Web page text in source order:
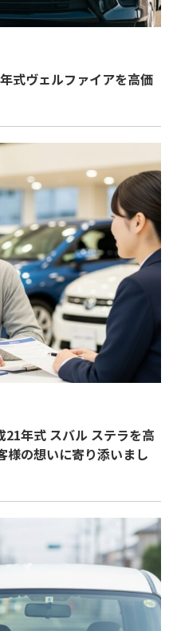
式ヴェルファイアを高価
21年式 スバル ステラを高
様の想いに寄り添いまし